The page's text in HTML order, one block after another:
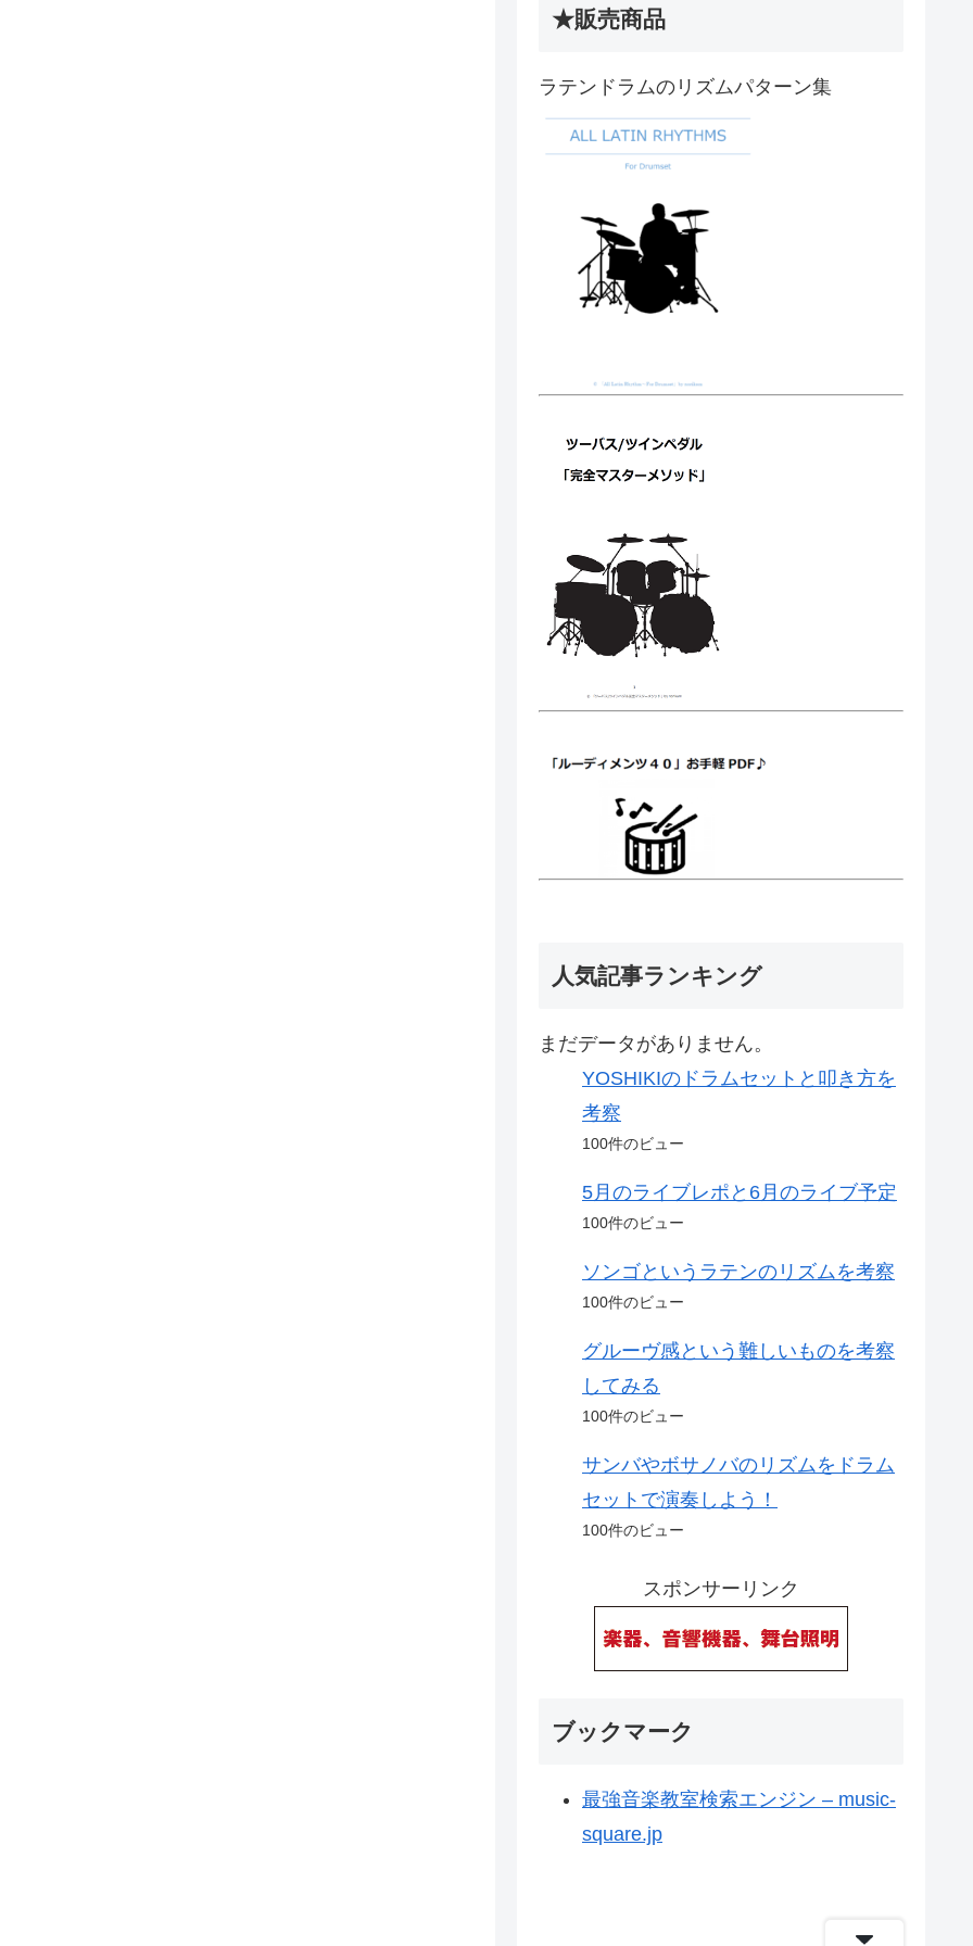
★販売商品
ラテンドラムのリズムパターン集
人気記事ランキング
まだデータがありません。
YOSHIKIのドラムセットと叩き方を
考察
100件のビュー
5月のライブレポと6月のライブ予定
100件のビュー
ソンゴというラテンのリズムを考察
100件のビュー
グルーヴ感という難しいものを考察
してみる
100件のビュー
サンバやボサノバのリズムをドラム
セットで演奏しよう！
100件のビュー
スポンサーリンク
ブックマーク
最強音楽教室検索エンジン – music-
square.jp